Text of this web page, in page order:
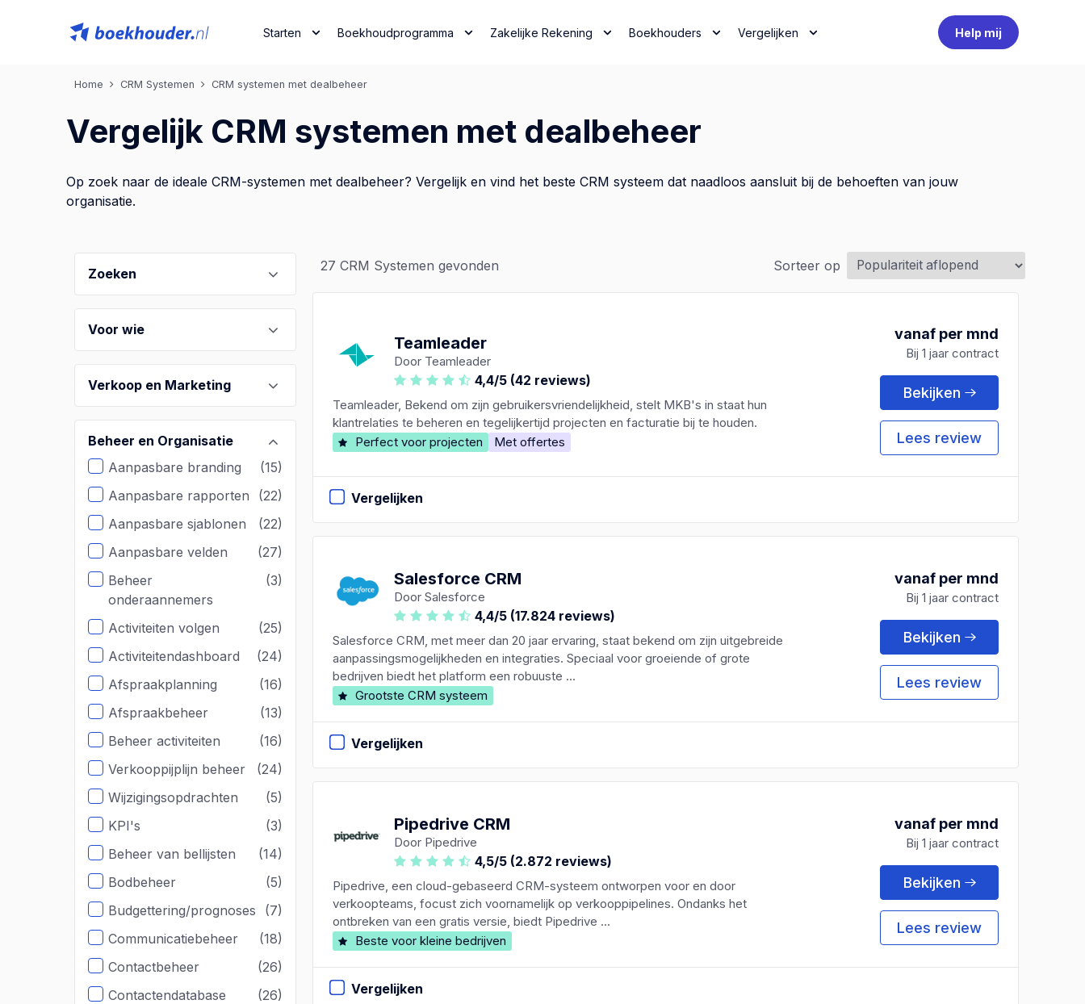
Starten Boekhoudprogramma Zakelijke Rekening Boekhouders Vergelijken Help mij
Home CRM Systemen CRM systemen met dealbeheer
Vergelijk CRM systemen met dealbeheer
Op zoek naar de ideale CRM-systemen met dealbeheer? Vergelijk en vind het beste CRM systeem dat naadloos aansluit bij de behoeften van jouw
organisatie.
Zoeken
Voor wie
Verkoop en Marketing
Beheer en Organisatie
Aanpasbare branding
(15)
Aanpasbare rapporten
(22)
Aanpasbare sjablonen
(22)
Aanpasbare velden
(27)
Beheer
onderaannemers
(3)
Activiteiten volgen
(25)
Activiteitendashboard
(24)
Afspraakplanning
(16)
Afspraakbeheer
(13)
Beheer activiteiten
(16)
Verkooppijplijn beheer
(24)
Wijzigingsopdrachten
(5)
KPI's
(3)
Beheer van bellijsten
(14)
Bodbeheer
(5)
Budgettering/prognoses
(7)
Communicatiebeheer
(18)
Contactbeheer
(26)
Contactendatabase
(26)
27 CRM Systemen gevonden Sorteer op
Teamleader
Door Teamleader
4,4/5 (42 reviews)
Teamleader, Bekend om zijn gebruikersvriendelijkheid, stelt MKB's in staat hun
klantrelaties te beheren en tegelijkertijd projecten en facturatie bij te houden.
Perfect voor projecten
Met offertes
vanaf per mnd
Bij 1 jaar contract
Bekijken
Lees review
Vergelijken
Salesforce CRM
Door Salesforce
4,4/5 (17.824 reviews)
Salesforce CRM, met meer dan 20 jaar ervaring, staat bekend om zijn uitgebreide
aanpassingsmogelijkheden en integraties. Speciaal voor groeiende of grote
bedrijven biedt het platform een robuuste ...
Grootste CRM systeem
vanaf per mnd
Bij 1 jaar contract
Bekijken
Lees review
Vergelijken
Pipedrive CRM
Door Pipedrive
4,5/5 (2.872 reviews)
Pipedrive, een cloud-gebaseerd CRM-systeem ontworpen voor en door
verkoopteams, focust zich voornamelijk op verkooppipelines. Ondanks het
ontbreken van een gratis versie, biedt Pipedrive ...
Beste voor kleine bedrijven
vanaf per mnd
Bij 1 jaar contract
Bekijken
Lees review
Vergelijken